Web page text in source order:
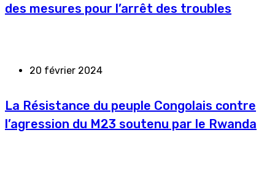
des mesures pour l’arrêt des troubles
20 février 2024
La Résistance du peuple Congolais contre
l’agression du M23 soutenu par le Rwanda